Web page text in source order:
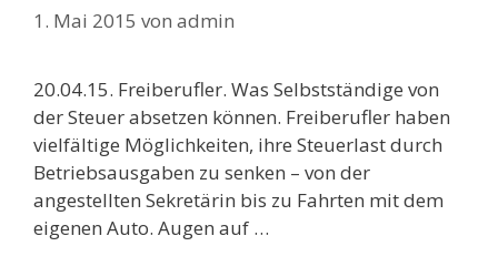
1. Mai 2015 von admin
20.04.15. Freiberufler. Was Selbstständige von
der Steuer absetzen können. Freiberufler haben
vielfältige Möglichkeiten, ihre Steuerlast durch
Betriebsausgaben zu senken – von der
angestellten Sekretärin bis zu Fahrten mit dem
eigenen Auto. Augen auf …